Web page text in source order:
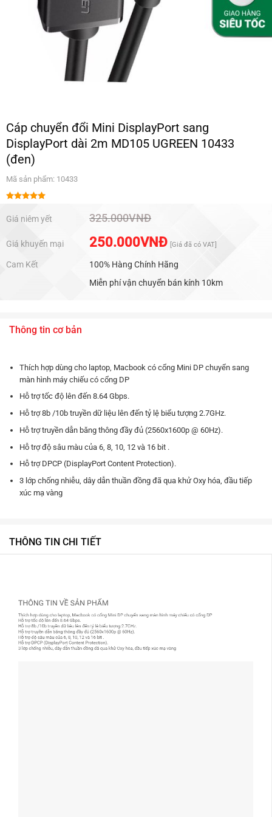
Cáp chuyển đổi Mini DisplayPort sang
DisplayPort dài 2m MD105 UGREEN 10433
(đen)
Mã sản phẩm: 10433
hạng5.00
5 sao
Giá niêm yết 325.000VNĐ
Giá khuyến mại 250.000VNĐ [Giá đã có VAT]
Cam Kết
100% Hàng Chính Hãng
Miễn phí vận chuyển bán kính 10km
Thông tin cơ bản
Thích hợp dùng cho laptop, Macbook có cổng Mini DP chuyển sang
màn hình máy chiếu có cổng DP
Hỗ trợ tốc độ lên đến 8.64 Gbps.
Hỗ trợ 8b /10b truyền dữ liệu lên đến tỷ lệ biểu tượng 2.7GHz.
Hỗ trợ truyền dẫn băng thông đầy đủ (2560x1600p @ 60Hz).
Hỗ trợ độ sâu màu của 6, 8, 10, 12 và 16 bit .
Hỗ trợ DPCP (DisplayPort Content Protection).
3 lớp chống nhiễu, dây dẫn thuần đồng đã qua khử Oxy hóa, đầu tiếp
xúc mạ vàng
THÔNG TIN CHI TIẾT